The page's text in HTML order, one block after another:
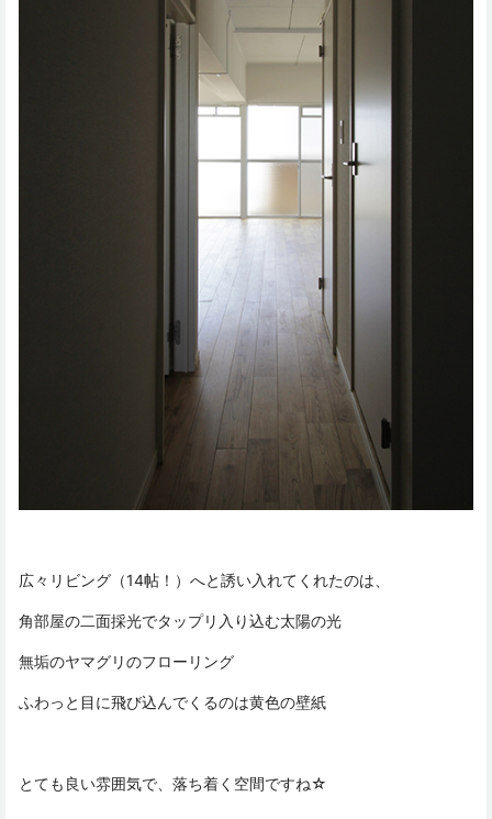
広々リビング（14帖！）へと誘い入れてくれたのは、
角部屋の二面採光でタップリ入り込む太陽の光
無垢のヤマグリのフローリング
ふわっと目に飛び込んでくるのは黄色の壁紙
とても良い雰囲気で、落ち着く空間ですね☆